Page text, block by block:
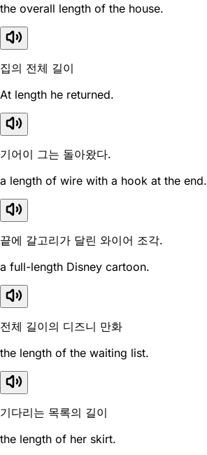
the overall length of the house.
집의 전체 길이
At length he returned.
기어이 그는 돌아왔다.
a length of wire with a hook at the end.
끝에 갈고리가 달린 와이어 조각.
a full-length Disney cartoon.
전체 길이의 디즈니 만화
the length of the waiting list.
기다리는 목록의 길이
the length of her skirt.